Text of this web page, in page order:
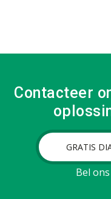
Contacteer
GRATIS
Bel